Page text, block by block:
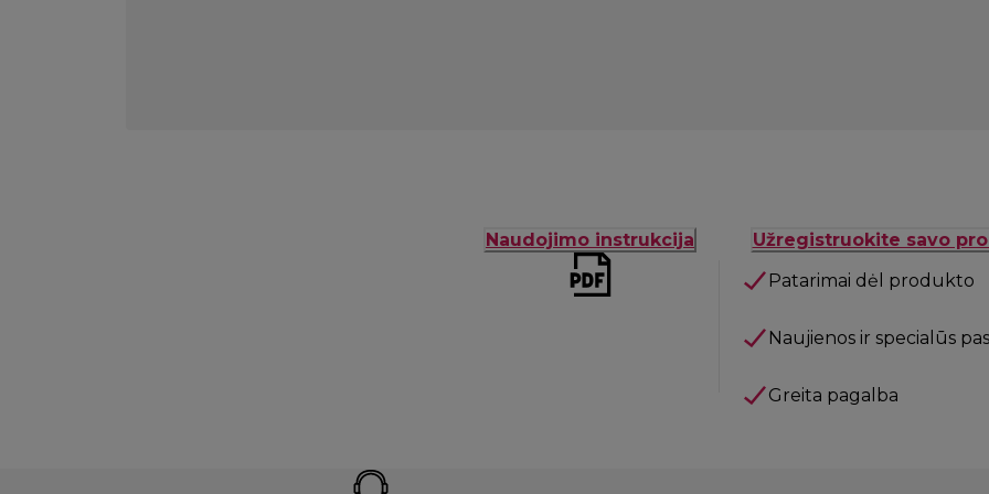
Naudojimo instrukcija
Užregistruokite savo
Patarimai dėl produkto
Naujienos ir specialūs
Greita pagalba